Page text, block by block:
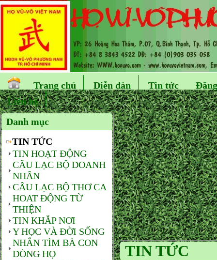
Trang chủ Diễn đàn Tin tức
Liên hệ
Danh mục
TIN TỨC
TIN HOẠT ĐỘNG
CÂU LẠC BỘ DOANH
NHÂN
CÂU LẠC BỘ THƠ CA
HOAT ĐỘNG TỪ
THIỆN
TIN KHẮP NƠI
Y HỌC VÀ ĐỜI SỐNG
NHẮN TÌM BÀ CON
DÒNG HỌ
TIN TỨC